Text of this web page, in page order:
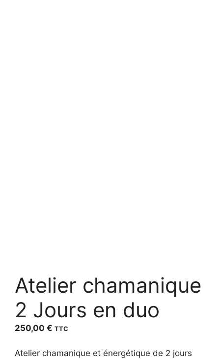
Atelier chamanique
2 Jours en duo
250,00 € TTC
Atelier chamanique et énergétique de 2 jours